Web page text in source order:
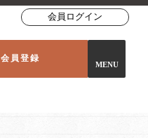
会員ログイン
会員登録
MENU